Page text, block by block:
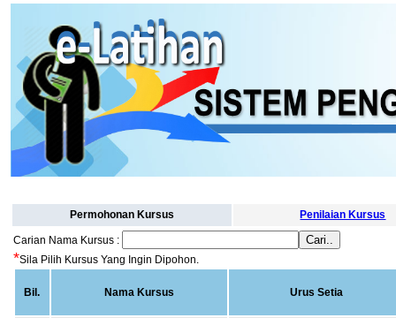
Permohonan Kursus Penilaian Kursus
Carian Nama Kursus :
*Sila Pilih Kursus Yang Ingin Dipohon.
Bil. Nama Kursus Urus Setia